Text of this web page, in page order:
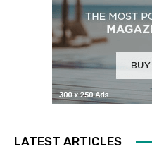
LATEST ARTICLES